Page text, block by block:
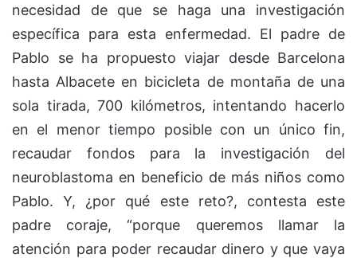
necesidad de que se haga una investigación
específica para esta enfermedad. El padre de
Pablo se ha propuesto viajar desde Barcelona
hasta Albacete en bicicleta de montaña de una
sola tirada, 700 kilómetros, intentando hacerlo
en el menor tiempo posible con un único fin,
recaudar fondos para la investigación del
neuroblastoma en beneficio de más niños como
Pablo. Y, ¿por qué este reto?, contesta este
padre coraje, “porque queremos llamar la
atención para poder recaudar dinero y que vaya